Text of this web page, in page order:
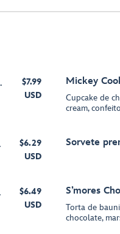
$7.99
USD
Mickey
Cupcake de
cream,
$6.29
USD
Sorvete
$6.49
USD
S’mores
Torta de
chocolate,